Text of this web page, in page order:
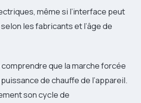
même si l’interface peut
les fabricants et l’âge de
que la marche forcée
de chauffe de l’appareil.
son cycle de